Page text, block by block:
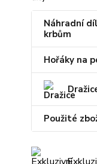
Náhradní
krbům
Hořáky na
Použité